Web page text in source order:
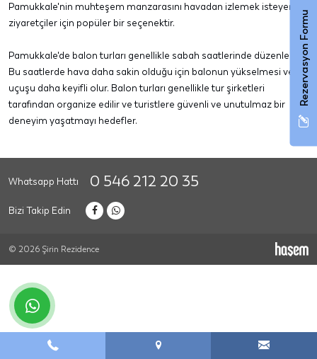
Rezervasyon Formu
whatsapp
Pamukkale'nin muhteşem manzarasını havadan izlemek isteyen
ziyaretçiler için popüler bir seçenektir.
Pamukkale'de balon turları genellikle sabah saatlerinde düzenlenir.
Bu saatlerde hava daha sakin olduğu için balonun yükselmesi ve
uçuşu daha keyifli olur. Balon turları genellikle tur şirketleri
tarafından organize edilir ve turistlere güvenli ve unutulmaz bir
deneyim yaşatmayı hedefler.
Whatsapp Hattı 0 546 212 20 35
Bizi Takip Edin
© 2026 Şirin Rezidence